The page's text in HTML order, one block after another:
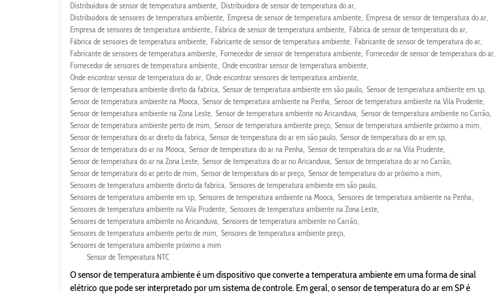
Distribuidora de sensor de temperatura ambiente Distribuidora de sensor de temperatura do ar
Distribuidora de sensores de temperatura ambiente Empresa de sensor de temperatura ambiente Empresa de sensor de temperatura do ar
Empresa de sensores de temperatura ambiente Fábrica de sensor de temperatura ambiente Fábrica de sensor de temperatura do ar
Fábrica de sensores de temperatura ambiente Fabricante de sensor de temperatura ambiente Fabricante de sensor de temperatura do ar
Fabricante de sensores de temperatura ambiente Fornecedor de sensor de temperatura ambiente Fornecedor de sensor de temperatura do ar
Fornecedor de sensores de temperatura ambiente Onde encontrar sensor de temperatura ambiente
Onde encontrar sensor de temperatura do ar Onde encontrar sensores de temperatura ambiente
Sensor de temperatura ambiente direto da fabrica Sensor de temperatura ambiente em são paulo Sensor de temperatura ambiente em sp
Sensor de temperatura ambiente na Mooca Sensor de temperatura ambiente na Penha Sensor de temperatura ambiente na Vila Prudente
Sensor de temperatura ambiente na Zona Leste Sensor de temperatura ambiente no Aricanduva Sensor de temperatura ambiente no Carrão
Sensor de temperatura ambiente perto de mim Sensor de temperatura ambiente preço Sensor de temperatura ambiente próximo a mim
Sensor de temperatura do ar direto da fabrica Sensor de temperatura do ar em são paulo Sensor de temperatura do ar em sp
Sensor de temperatura do ar na Mooca Sensor de temperatura do ar na Penha Sensor de temperatura do ar na Vila Prudente
Sensor de temperatura do ar na Zona Leste Sensor de temperatura do ar no Aricanduva Sensor de temperatura do ar no Carrão
Sensor de temperatura do ar perto de mim Sensor de temperatura do ar preço Sensor de temperatura do ar próximo a mim
Sensores de temperatura ambiente direto da fabrica Sensores de temperatura ambiente em são paulo
Sensores de temperatura ambiente em sp Sensores de temperatura ambiente na Mooca Sensores de temperatura ambiente na Penha
Sensores de temperatura ambiente na Vila Prudente Sensores de temperatura ambiente na Zona Leste
Sensores de temperatura ambiente no Aricanduva Sensores de temperatura ambiente no Carrão
Sensores de temperatura ambiente perto de mim Sensores de temperatura ambiente preço
Sensores de temperatura ambiente próximo a mim
Sensor de Temperatura NTC
O sensor de temperatura ambiente é um dispositivo que converte a temperatura ambiente em uma forma de sinal
elétrico que pode ser interpretado por um sistema de controle. Em geral, o sensor de temperatura do ar em SP é